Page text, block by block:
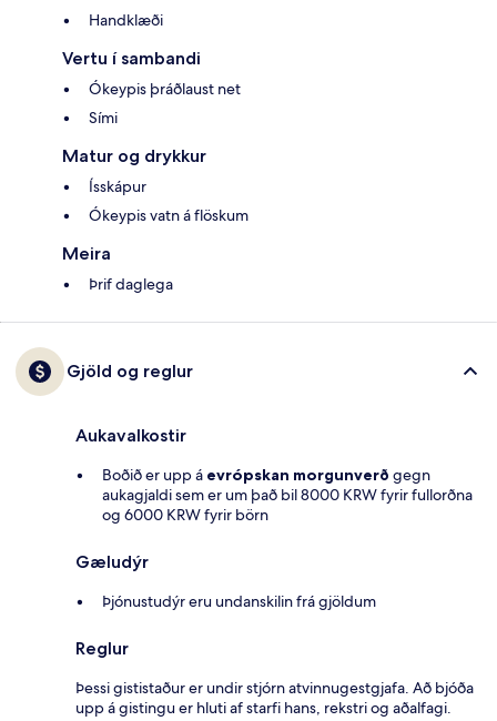
Handklæði
Vertu í sambandi
Ókeypis þráðlaust net
Sími
Matur og drykkur
Ísskápur
Ókeypis vatn á flöskum
Meira
Þrif daglega
Gjöld og reglur
Aukavalkostir
Boðið er upp á evrópskan morgunverð gegn
aukagjaldi sem er um það bil 8000 KRW fyrir fullorðna
og 6000 KRW fyrir börn
Gæludýr
Þjónustudýr eru undanskilin frá gjöldum
Reglur
Þessi gististaður er undir stjórn atvinnugestgjafa. Að bjóða
upp á gistingu er hluti af starfi hans, rekstri og aðalfagi.